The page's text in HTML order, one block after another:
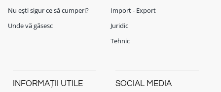
Nu ești sigur ce să cumperi?
Unde vă găsesc
Import - Export
Juridic
Tehnic
INFORMAȚII UTILE SOCIAL MEDIA